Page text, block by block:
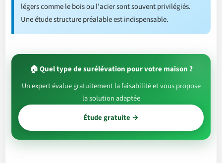
légers comme le bois ou l'acier sont souvent privilégiés.
Une étude structure préalable est indispensable.
🏠 Quel type de surélévation pour votre maison ?
Un expert évalue gratuitement la faisabilité et vous propose
la solution adaptée
Étude gratuite →